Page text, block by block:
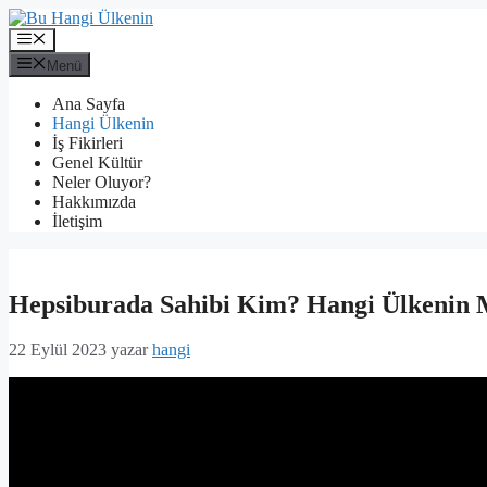
İçeriğe
atla
Menü
Menü
Ana Sayfa
Hangi Ülkenin
İş Fikirleri
Genel Kültür
Neler Oluyor?
Hakkımızda
İletişim
Hepsiburada Sahibi Kim? Hangi Ülkenin
22 Eylül 2023 yazarhangi